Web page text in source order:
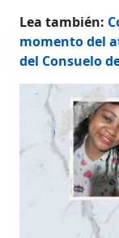
Lea también:
momento del
del Consuelo